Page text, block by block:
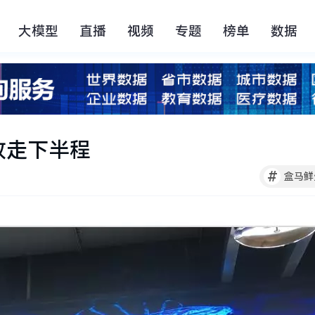
大模型 直播 视频 专题 榜单 数据
下半程
# 盒马